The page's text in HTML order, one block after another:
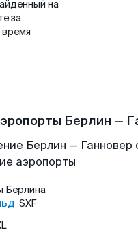
на
за
Берлин —
Берлин — Ганновер
аэропорты
Берлина
SXF